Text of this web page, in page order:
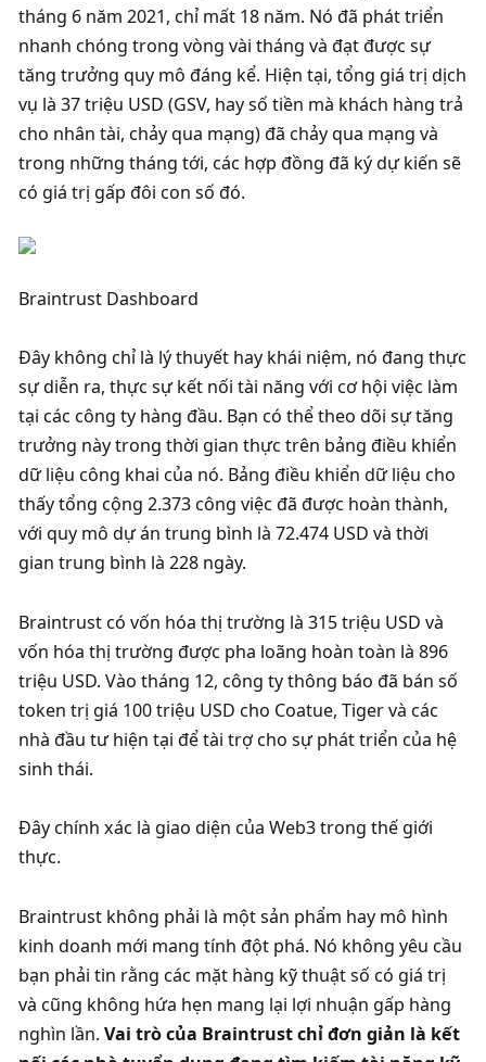
tháng 6 năm 2021, chỉ mất 18 năm. Nó đã phát triển
nhanh chóng trong vòng vài tháng và đạt được sự
tăng trưởng quy mô đáng kể. Hiện tại, tổng giá trị dịch
vụ là 37 triệu USD (GSV, hay số tiền mà khách hàng trả
cho nhân tài, chảy qua mạng) đã chảy qua mạng và
trong những tháng tới, các hợp đồng đã ký dự kiến ​​sẽ
có giá trị gấp đôi con số đó.
Braintrust Dashboard
Đây không chỉ là lý thuyết hay khái niệm, nó đang thực
sự diễn ra, thực sự kết nối tài năng với cơ hội việc làm
tại các công ty hàng đầu. Bạn có thể theo dõi sự tăng
trưởng này trong thời gian thực trên bảng điều khiển
dữ liệu công khai của nó. Bảng điều khiển dữ liệu cho
thấy tổng cộng 2.373 công việc đã được hoàn thành,
với quy mô dự án trung bình là 72.474 USD và thời
gian trung bình là 228 ngày.
Braintrust có vốn hóa thị trường là 315 triệu USD và
vốn hóa thị trường được pha loãng hoàn toàn là 896
triệu USD. Vào tháng 12, công ty thông báo đã bán số
token trị giá 100 triệu USD cho Coatue, Tiger và các
nhà đầu tư hiện tại để tài trợ cho sự phát triển của hệ
sinh thái.
Đây chính xác là giao diện của Web3 trong thế giới
thực.
Braintrust không phải là một sản phẩm hay mô hình
kinh doanh mới mang tính đột phá. Nó không yêu cầu
bạn phải tin rằng các mặt hàng kỹ thuật số có giá trị
và cũng không hứa hẹn mang lại lợi nhuận gấp hàng
nghìn lần. Vai trò của Braintrust chỉ đơn giản là kết